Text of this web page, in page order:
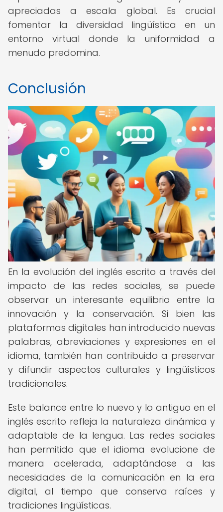
apreciadas a escala global. Es crucial
fomentar la diversidad lingüística en un
entorno virtual donde la uniformidad a
menudo predomina.
Conclusión
En la evolución del inglés escrito a través del
impacto de las redes sociales, se puede
observar un interesante equilibrio entre la
innovación y la conservación. Si bien las
plataformas digitales han introducido nuevas
palabras, abreviaciones y expresiones en el
idioma, también han contribuido a preservar
y difundir aspectos culturales y lingüísticos
tradicionales.
Este balance entre lo nuevo y lo antiguo en el
inglés escrito refleja la naturaleza dinámica y
adaptable de la lengua. Las redes sociales
han permitido que el idioma evolucione de
manera acelerada, adaptándose a las
necesidades de la comunicación en la era
digital, al tiempo que conserva raíces y
tradiciones lingüísticas.